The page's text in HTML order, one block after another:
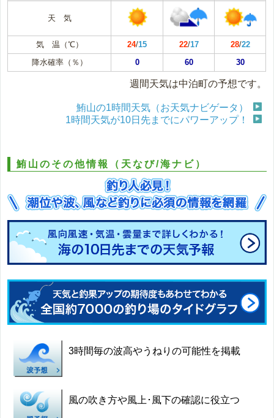
天 気
気 温（℃） 24/15 22/17 28/22
降水確率（％）
0 60 30
週間天気は中泊町の予想です。
鮪山の1時間天気（お天気ナビゲータ）
1時間天気が10日先までにパワーアップ！
鮪山のその他情報（天なび/海ナビ）
3時間毎の波高やうねりの可能性を掲載
風の吹き方や風上･風下の確認に役立つ